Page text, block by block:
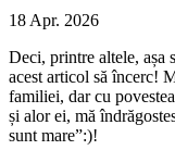
18 Apr. 2026
Deci, printre altele, așa
acest articol să încerc!
familiei, dar cu
și alor ei, mă
sunt mare”:)!